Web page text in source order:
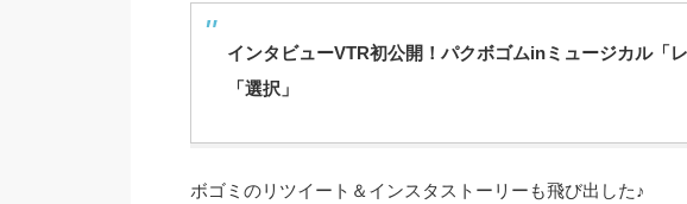
インタビューVTR初公開！パクボゴムinミュージカル「
「選択」
ボゴミのリツイート＆インスタストーリーも飛び出した♪